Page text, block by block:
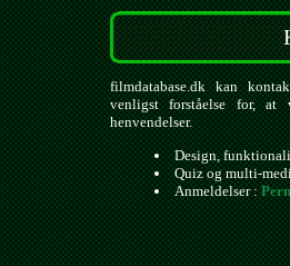
filmdatabase.dk kan
venligst forståelse for,
henvendelser.
Design,
Quiz og multi-
Anmeldelser :